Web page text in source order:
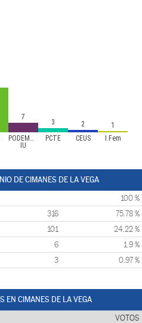
PODEMOS-
IU
PCTE CEUS I.Fem
7
3 2 1
DE CIMANES DE LA VEGA
100 %
316 75.78 %
101 24.22 %
6 1.9 %
3 0.97 %
EN CIMANES DE LA VEGA
VOTOS